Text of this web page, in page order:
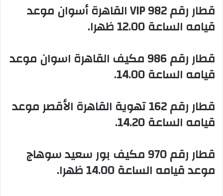
‏قطار رقم 982 VIP القاهرة أسوان موعد
قيامه الساعة 12.00 ظهرا.
‏قطار رقم 986 مكيف القاهرة اسوان موعد
قيامه الساعة 14.00.
‏قطار رقم 162 تهوية القاهرة الأقصر موعد
قيامه الساعة 14.20.
‏قطار رقم 970 مكيف بور سعيد سوهاج
موعد قيامه الساعة 14.00 ظهرا.